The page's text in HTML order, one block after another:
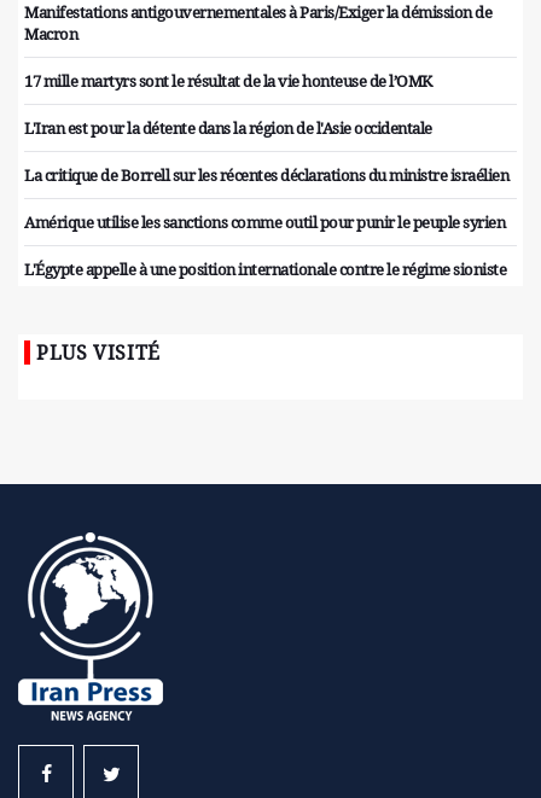
Manifestations antigouvernementales à Paris/Exiger la démission de
Macron
17 mille martyrs sont le résultat de la vie honteuse de l’OMK
L'Iran est pour la détente dans la région de l'Asie occidentale
La critique de Borrell sur les récentes déclarations du ministre israélien
Amérique utilise les sanctions comme outil pour punir le peuple syrien
L'Égypte appelle à une position internationale contre le régime sioniste
PLUS VISITÉ